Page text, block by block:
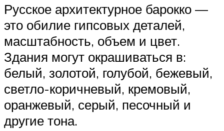
Русское архитектурное барокко —
это обилие гипсовых деталей,
масштабность, объем и цвет.
Здания могут окрашиваться в:
белый, золотой, голубой, бежевый,
светло-коричневый, кремовый,
оранжевый, серый, песочный и
другие тона.